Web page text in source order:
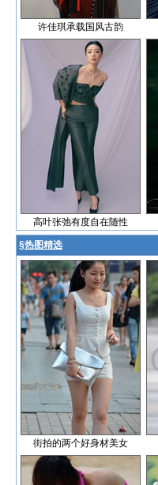
许佳琪承载国风古韵
高叶张弛有度自在随性
§热图精选
街拍的两个好身材美女